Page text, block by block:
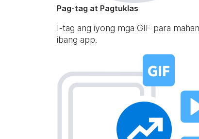
Pag-tag at Pagtuklas
I-tag ang iyong mga GIF para
ibang app.